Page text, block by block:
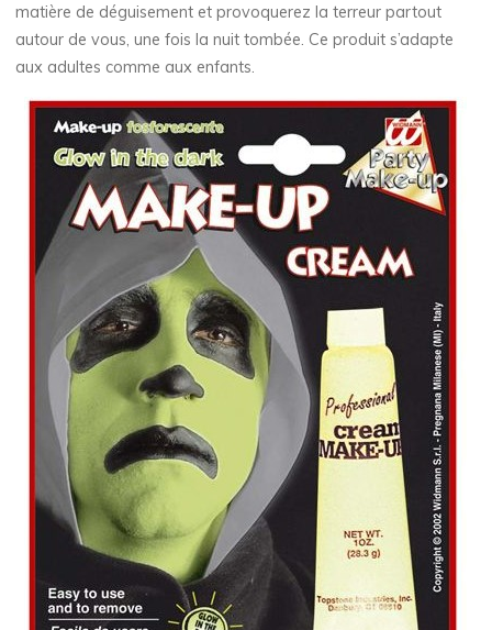
matière de déguisement et provoquerez la terreur partout
autour de vous, une fois la nuit tombée. Ce produit s’adapte
aux adultes comme aux enfants.